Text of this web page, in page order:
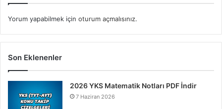
Yorum yapabilmek için oturum açmalısınız.
Son Eklenenler
2026 YKS Matematik Notları PDF İndir
7 Haziran 2026